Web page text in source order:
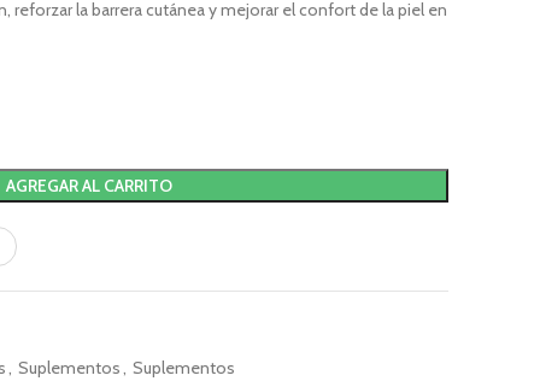
reforzar la barrera cutánea y mejorar el confort de la piel en
AGREGAR AL CARRITO
, Suplementos, Suplementos